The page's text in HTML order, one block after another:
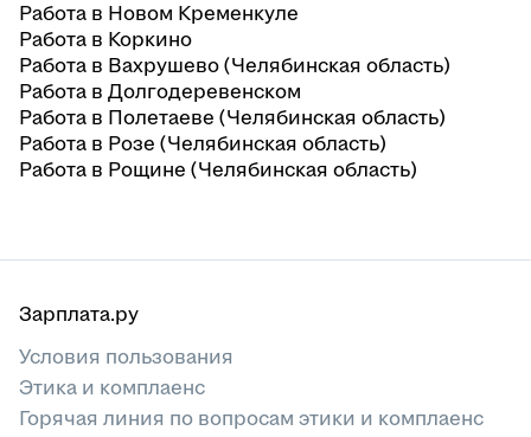
Работа в Новом Кременкуле
Работа в Коркино
Работа в Вахрушево (Челябинская область)
Работа в Долгодеревенском
Работа в Полетаеве (Челябинская область)
Работа в Розе (Челябинская область)
Работа в Рощине (Челябинская область)
Зарплата.ру
Условия пользования
Этика и комплаенс
Горячая линия по вопросам этики и комплаенс